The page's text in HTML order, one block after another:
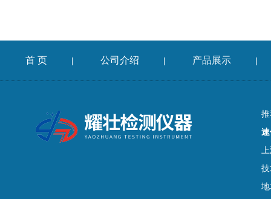
首 页 | 公司介绍 | 产品展示 |